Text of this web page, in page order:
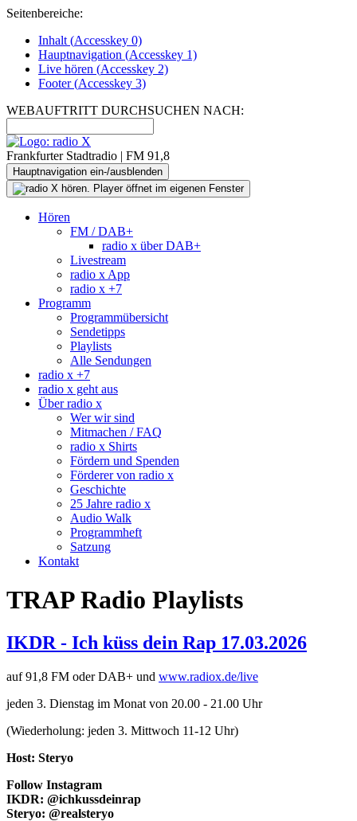
Seitenbereiche:
Inhalt (Accesskey 0)
Hauptnavigation (Accesskey 1)
Live hören (Accesskey 2)
Footer(Accesskey 3)
WEBAUFTRITT DURCHSUCHEN NACH:
Frankfurter Stadtradio | FM 91,8
Hauptnavigation ein-/ausblenden
Hören
FM / DAB+
radio x über DAB+
Livestream
radio x App
radio x +7
Programm
Programmübersicht
Sendetipps
Playlists
Alle Sendungen
radio x +7
radio x geht aus
Über radio x
Wer wir sind
Mitmachen / FAQ
radio x Shirts
Fördern und Spenden
Förderer von radio x
Geschichte
25 Jahre radio x
Audio Walk
Programmheft
Satzung
Kontakt
TRAP Radio Playlists
IKDR - Ich küss dein Rap 17.03.2026
auf 91,8 FM oder DAB+ und www.radiox.de/live
jeden 3. Dienstag im Monat von 20.00 - 21.00 Uhr
(Wiederholung: jeden 3. Mittwoch 11-12 Uhr)
Host: Steryo
Follow Instagram
IKDR: @ichkussdeinrap
Steryo: @realsteryo